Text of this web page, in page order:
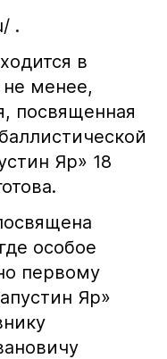
.
в
не менее,
посвященная
Яр» 18
особое
первому
Яр»